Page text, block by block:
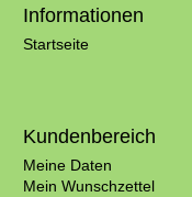
Informationen
Startseite
Kundenbereich
Meine Daten
Mein Wunschzettel